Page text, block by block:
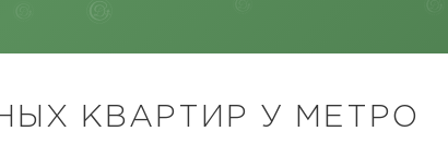
КВАРТИР У МЕТРО